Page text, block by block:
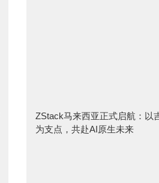
ZStack马来西亚正式启航：以
为支点，共赴AI原生未来